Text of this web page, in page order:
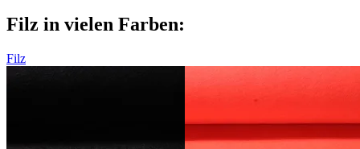
Filz in vielen Farben:
Filz